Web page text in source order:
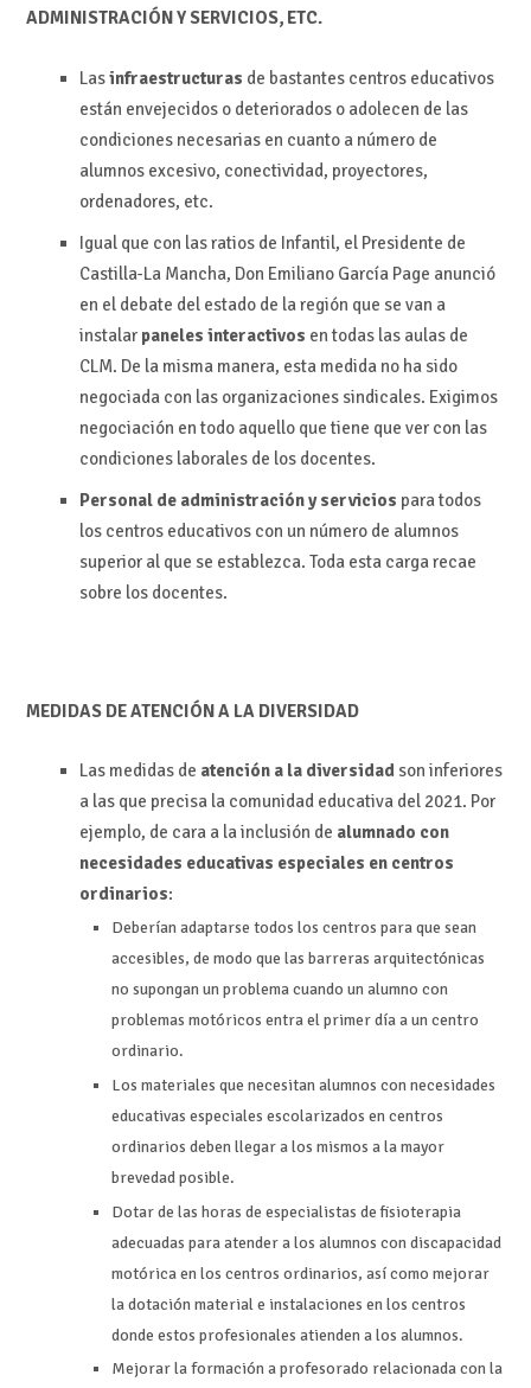
ADMINISTRACIÓN Y SERVICIOS, ETC.
Lasinfraestructuras de bastantes centros educativos
están envejecidos o deteriorados o adolecen de las
condiciones necesarias en cuanto a número de
alumnos excesivo, conectividad, proyectores,
ordenadores, etc.
Igual que con las ratios de Infantil, el Presidente de
Castilla-La Mancha, Don Emiliano García Page anunció
en el debate del estado de la región que se van a
instalar paneles interactivos en todas las aulas de
CLM. De la misma manera, esta medida no ha sido
negociada con las organizaciones sindicales. Exigimos
negociación en todo aquello que tiene que ver con las
condiciones laborales de los docentes.
Personal de administración y servicios para todos
los centros educativos con un número de alumnos
superior al que se establezca. Toda esta carga recae
sobre los docentes.
MEDIDAS DE ATENCIÓN A LA DIVERSIDAD
Las medidas de atención a la diversidadson inferiores
a las que precisa la comunidad educativa del 2021. Por
ejemplo, de cara a la inclusión de alumnado con
necesidades educativas especiales en centros
ordinarios:
Deberían adaptarse todos los centros para que sean
accesibles, de modo que las barreras arquitectónicas
no supongan un problema cuando un alumno con
problemas motóricos entra el primer día a un centro
ordinario.
Los materiales que necesitan alumnos con necesidades
educativas especiales escolarizados en centros
ordinarios deben llegar a los mismos a la mayor
brevedad posible.
Dotar de las horas de especialistas de fisioterapia
adecuadas para atender a los alumnos con discapacidad
motórica en los centros ordinarios, así como mejorar
la dotación material e instalaciones en los centros
donde estos profesionales atienden a los alumnos.
Mejorar la formación a profesorado relacionada con la